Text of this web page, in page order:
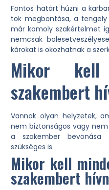
Fontos határt húzni a
tok megbontása, a
már komoly szakértelmet
nemcsak
károkat is okozhatnak a
Mikor kell
szakembert
Vannak olyan helyzetek,
nem biztonságos vagy
a szakember bevonása
szükséges is.
Mikor kell
szakembert